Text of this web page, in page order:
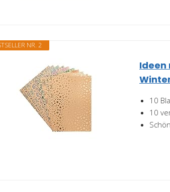
NR. 2
Ideen
10
10